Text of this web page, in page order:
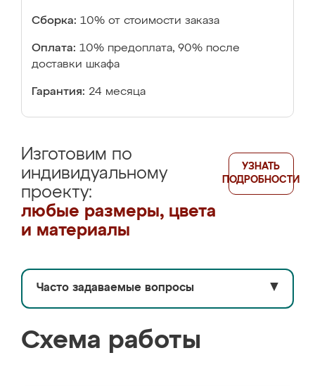
Сборка: 10% от стоимости заказа
Оплата: 10% предоплата, 90% после
доставки шкафа
Гарантия: 24 месяца
Изготовим по
индивидуальному
проекту:
любые размеры, цвета
и материалы
УЗНАТЬ
ПОДРОБНОСТИ
Часто задаваемые вопросы ▼
Схема работы